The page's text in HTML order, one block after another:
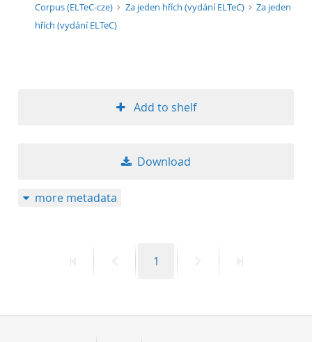
Corpus (ELTeC-cze)
Za jeden hřích (vydání ELTeC)
Za jeden
hřích (vydání ELTeC)
Add to shelf
Download
more metadata
PreviousPage
1